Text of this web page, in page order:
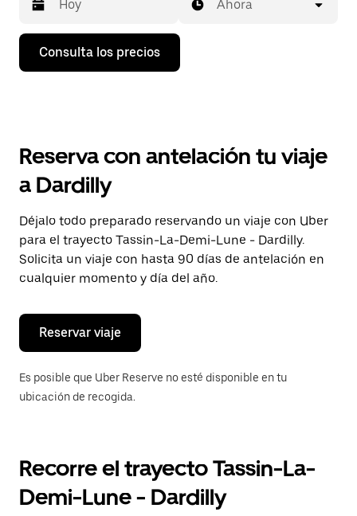
Pulsa
flecha
calendario
seleccionar
fecha.
Pulsa
el
botón
de
escape
cerrar
calendario.
Ahora
Consulta los precios
Reserva con antelación tu viaje
a Dardilly
Déjalo todo preparado reservando un viaje con Uber
para el trayecto Tassin-La-Demi-Lune - Dardilly.
Solicita un viaje con hasta 90 días de antelación en
cualquier momento y día del año.
Reservar viaje
Es posible que Uber Reserve no esté disponible en tu
ubicación de recogida.
Recorre el trayecto Tassin-La-
Demi-Lune - Dardilly